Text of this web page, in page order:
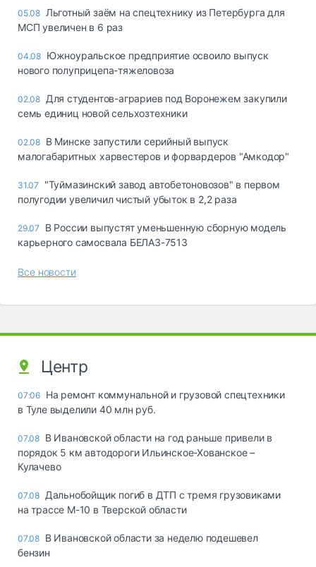
05.08 Льготный заём на спецтехнику из Петербурга для
МСП увеличен в 6 раз
04.08 Южноуральское предприятие освоило выпуск
нового полуприцепа-тяжеловоза
02.08 Для студентов-аграриев под Воронежем закупили
семь единиц новой сельхозтехники
02.08 В Минске запустили серийный выпуск
малогабаритных харвестеров и форвардеров "Амкодор"
31.07
"Туймазинский завод автобетоновозов" в первом
полугодии увеличил чистый убыток в 2,2 раза
29.07
В России выпустят уменьшенную сборную модель
карьерного самосвала БЕЛАЗ-7513
Все новости
Центр
07:06 На ремонт коммунальной и грузовой спецтехники
в Туле выделили 40 млн руб.
07.08 В Ивановской области на год раньше привели в
порядок 5 км автодороги Ильинское-Хованское –
Кулачево
07.08 Дальнобойщик погиб в ДТП с тремя грузовиками
на трассе М-10 в Тверской области
07.08 В Ивановской области за неделю подешевел
бензин